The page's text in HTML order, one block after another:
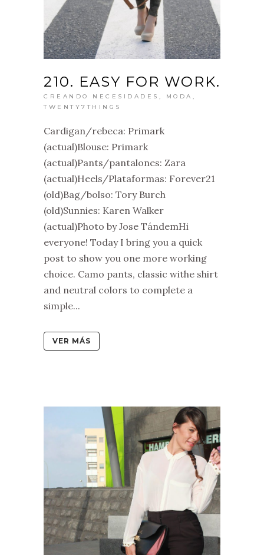
210. EASY FOR WORK.
CREANDO NECESIDADES , MODA ,
TWENTY7THINGS
Cardigan/rebeca: Primark
(actual)Blouse: Primark
(actual)Pants/pantalones: Zara
(actual)Heels/Plataformas: Forever21
(old)Bag/bolso: Tory Burch
(old)Sunnies: Karen Walker
(actual)Photo by Jose TándemHi
everyone! Today I bring you a quick
post to show you one more working
choice. Camo pants, classic withe shirt
and neutral colors to complete a
simple...
VER MÁS